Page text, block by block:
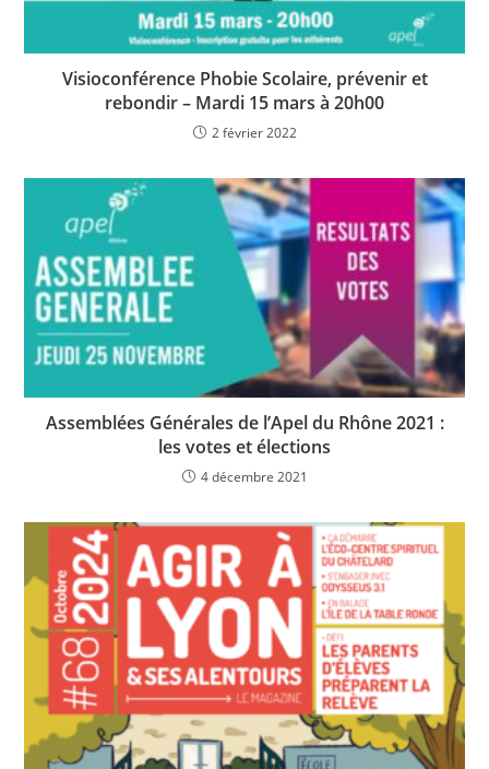
Visioconférence Phobie Scolaire, prévenir et
rebondir – Mardi 15 mars à 20h00
2 février 2022
Assemblées Générales de l’Apel du Rhône 2021 :
les votes et élections
4 décembre 2021